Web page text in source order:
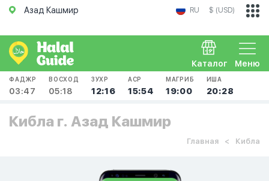
Азад Кашмир RU $ (USD)
Меню
Каталог
ФАДЖР
03:47
ВОСХОД
05:18
ЗУХР
12:16
АСР
15:54
МАГРИБ
19:00
ИША
20:28
Кибла г. Азад Кашмир
Главная Кибла